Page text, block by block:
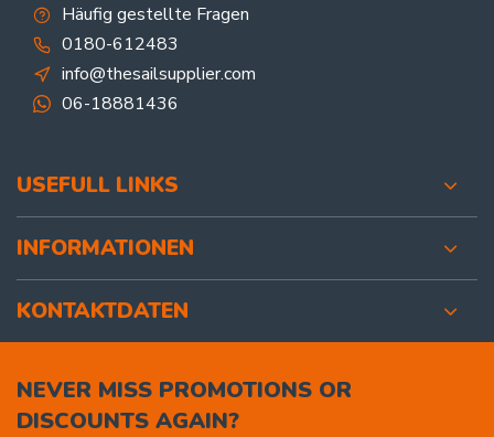
Häufig gestellte Fragen
0180-612483
info@thesailsupplier.com
06-18881436
USEFULL LINKS
INFORMATIONEN
KONTAKTDATEN
NEVER MISS PROMOTIONS OR
DISCOUNTS AGAIN?